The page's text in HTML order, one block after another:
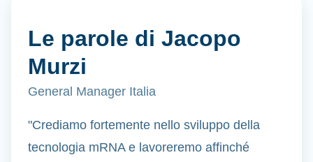
Le parole di Jacopo
Murzi
General Manager Italia
"Crediamo fortemente nello sviluppo della
tecnologia mRNA e lavoreremo affinché